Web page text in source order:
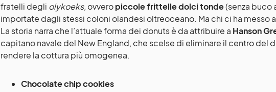
fratelli degli olykoeks,ovveropiccole frittelle dolci tonde(senza buco
importate dagli stessi coloni olandesi oltreoceano. Ma chi ci ha messo
La storia narra che l’attuale forma dei donuts è da attribuire a Hanson
capitano navale del New England, che scelse di eliminare il centro del
rendere la cottura più omogenea.
Chocolate chip cookies